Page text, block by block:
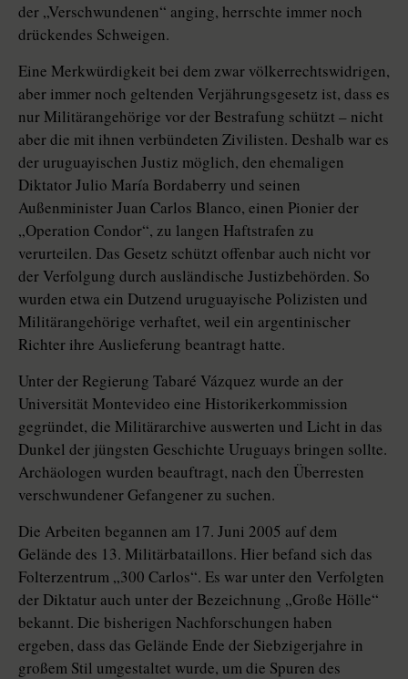
der „Verschwundenen“ anging, herrschte immer noch
drückendes Schweigen.
Eine Merkwürdigkeit bei dem zwar völkerrechtswidrigen,
aber immer noch geltenden Verjährungsgesetz ist, dass es
nur Militärangehörige vor der Bestrafung schützt – nicht
aber die mit ihnen verbündeten Zivilisten. Deshalb war es
der uruguayischen Justiz möglich, den ehemaligen
Diktator Julio María Bordaberry und seinen
Außenminister Juan Carlos Blanco, einen Pionier der
„Operation Condor“, zu langen Haftstrafen zu
verurteilen. Das Gesetz schützt offenbar auch nicht vor
der Verfolgung durch ausländische Justizbehörden. So
wurden etwa ein Dutzend uruguayische Polizisten und
Militärangehörige verhaftet, weil ein argentinischer
Richter ihre Auslieferung beantragt hatte.
Unter der Regierung Tabaré Vázquez wurde an der
Universität Montevideo eine Historikerkommission
gegründet, die Militärarchive auswerten und Licht in das
Dunkel der jüngsten Geschichte Uruguays bringen sollte.
Archäologen wurden beauftragt, nach den Überresten
verschwundener Gefangener zu suchen.
Die Arbeiten begannen am 17. Juni 2005 auf dem
Gelände des 13. Militärbataillons. Hier befand sich das
Folterzentrum „300 Carlos“. Es war unter den Verfolgten
der Diktatur auch unter der Bezeichnung „Große Hölle“
bekannt. Die bisherigen Nachforschungen haben
ergeben, dass das Gelände Ende der Siebzigerjahre in
großem Stil umgestaltet wurde, um die Spuren des